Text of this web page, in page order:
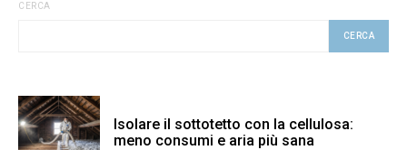
CERCA
CERCA
Isolare il sottotetto con la cellulosa:
meno consumi e aria più sana